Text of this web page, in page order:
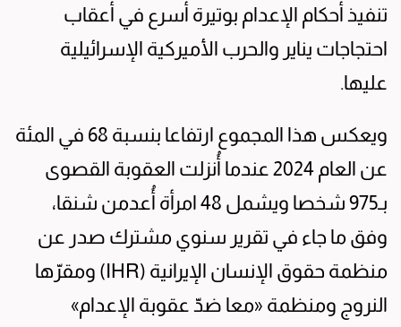
تنفيذ أحكام الإعدام بوتيرة أسرع في أعقاب
احتجاجات يناير والحرب الأميركية الإسرائيلية
عليها.
ويعكس هذا المجموع ارتفاعا بنسبة 68 في المئة
عن العام 2024 عندما أُنزلت العقوبة القصوى
بـ975 شخصا ويشمل 48 امرأة أُعدمن شنقا،
وفق ما جاء في تقرير سنوي مشترك صدر عن
منظمة حقوق الإنسان الإيرانية (IHR) ومقرّها
النروج ومنظمة «معا ضدّ عقوبة الإعدام»